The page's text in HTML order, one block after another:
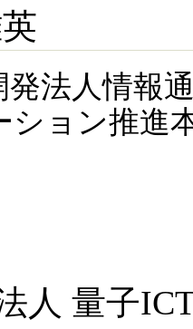
発法人情報
ション推進
人 量子